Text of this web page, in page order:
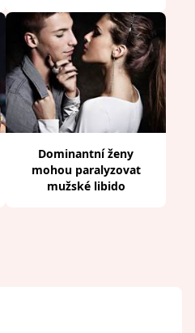
Dominantní ženy
mohou paralyzovat
mužské libido